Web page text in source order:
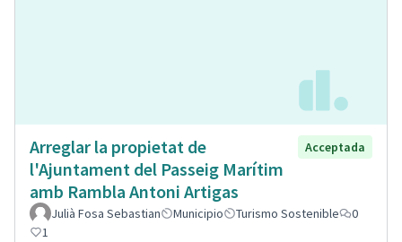
Arreglar la propietat de
l'Ajuntament del Passeig Marítim
amb Rambla Antoni Artigas
Acceptada
Julià Fosa Sebastian Municipio Turismo Sostenible
0
1